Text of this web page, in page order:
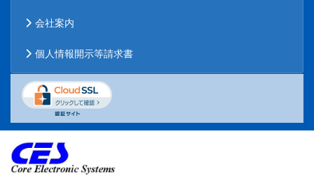
会社案内
個人情報開示等請求書